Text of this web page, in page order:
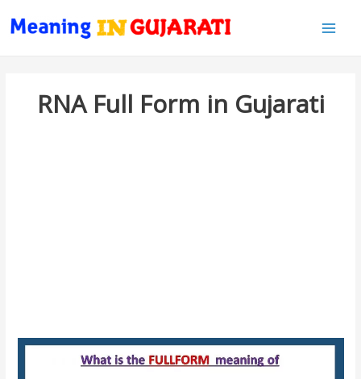
RNA Full Form in Gujarati